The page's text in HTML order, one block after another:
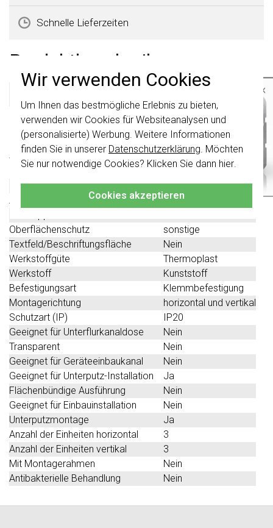
Wir verwenden Cookies
Um Ihnen das bestmögliche Erlebnis zu bieten,
verwenden wir Cookies für Websiteanalysen und
(personalisierte) Werbung. Weitere Informationen
finden Sie in unserer Datenschutzerklärung . Möchten
Sie nur notwendige Cookies? Klicken Sie dann hier
Cookies akzeptieren
Schnelle Lieferzeiten
Produktbeschreibung
Technische Spezifikationen
Spezifikation
Wert
Farbe
grau
Halogenfrei
Ja
Anzahl der Einheiten
3
Oberflächenschutz
sonstige
Textfeld/Beschriftungsfläche
Nein
Werkstoffgüte
Thermoplast
Werkstoff
Kunststoff
Befestigungsart
Klemmbefestigung
Montagerichtung
horizontal und vertikal
Schutzart (IP)
IP20
Geeignet für Unterflurkanaldose
Nein
Transparent
Nein
Geeignet für Geräteeinbaukanal
Nein
Geeignet für Unterputz-Installation
Ja
Flächenbündige Ausführung
Nein
Geeignet für Einbauinstallation
Nein
Unterputzmontage
Ja
Anzahl der Einheiten horizontal
3
Anzahl der Einheiten vertikal
3
Mit Montagerahmen
Nein
Antibakterielle Behandlung
Nein
×
Wichtig: Gira Schalter und
Schalterwippen wurden erneuert. Sie sind
2024 kombinierbar.
Klicken Sie hier
für weitere Informationen,
damit Sie immer das Richtige bestellen.